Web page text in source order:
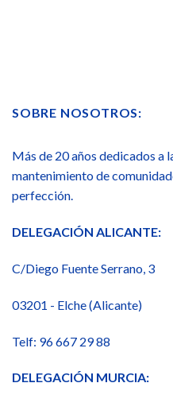
SOBRE NOSOTROS:
Más de 20 años dedicados a
mantenimiento de
perfección.
DELEGACIÓN ALICANTE:
C/Diego Fuente Serrano, 3
03201 - Elche (Alicante)
Telf: 96 667 29 88
DELEGACIÓN MURCIA: